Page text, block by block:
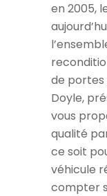
en 2005,
de portes
Doyle,
vous
qualité
ce soit
véhicule
compter